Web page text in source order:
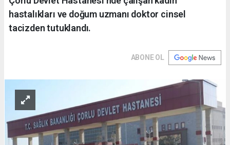
hastalıkları ve doğum uzmanı doktor cinsel
tacizden tutuklandı.
ABONE OL